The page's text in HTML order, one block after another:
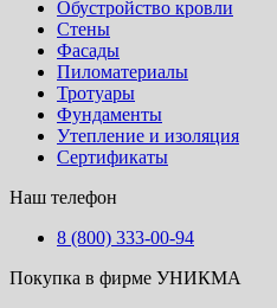
Обустройство кровли
Стены
Фасады
Пиломатериалы
Тротуары
Фундаменты
Утепление и изоляция
Сертификаты
Наш телефон
8 (800) 333-00-94
Покупка в фирме УНИКМА